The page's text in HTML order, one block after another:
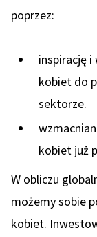
poprzez:
inspirację i
kobiet do
sektorze.
kobiet już
W obliczu
możemy sobie
kobiet.